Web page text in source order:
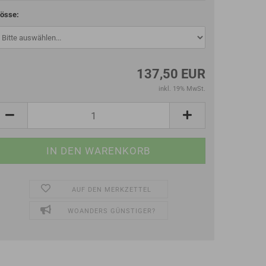
137,50 EUR
inkl. 19% MwSt.
AUF DEN MERKZETTEL
WOANDERS GÜNSTIGER?